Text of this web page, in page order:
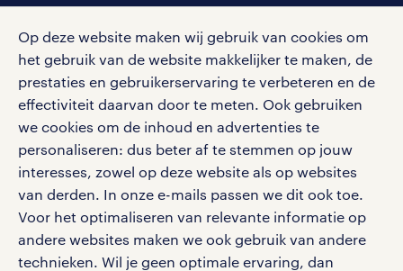
Op deze website maken wij gebruik van cookies om
het gebruik van de website makkelijker te maken, de
prestaties en gebruikerservaring te verbeteren en de
effectiviteit daarvan door te meten. Ook gebruiken
we cookies om de inhoud en advertenties te
personaliseren: dus beter af te stemmen op jouw
interesses, zowel op deze website als op websites
van derden. In onze e-mails passen we dit ook toe.
Voor het optimaliseren van relevante informatie op
andere websites maken we ook gebruik van andere
technieken. Wil je geen optimale ervaring, dan
aanmelden nieuwsbrief
arbeidsvoorwaarden
blogs en artikelen
salarischecker
bruto-netto calculator
onze vestigingen
pers
klachten en misstanden
carrière. Bekijk je rooster of salaris, zoek vacatures
en ontvang berichten van je intercedent.
Eenvoudig, snel en overal.
apple app store
google play store
social media